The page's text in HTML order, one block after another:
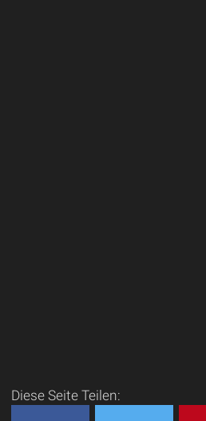
Diese Seite Teilen: